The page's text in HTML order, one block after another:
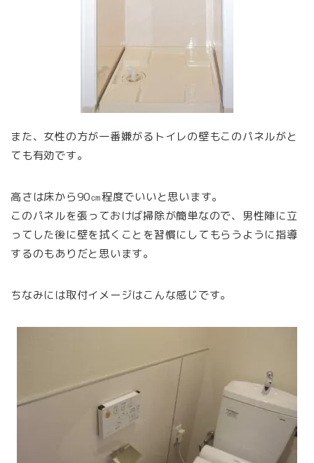
また、女性の方が一番嫌がるトイレの壁もこのパネルがと
ても有効です。
高さは床から90㎝程度でいいと思います。
このパネルを張っておけば掃除が簡単なので、男性陣に立
ってした後に壁を拭くことを習慣にしてもらうように指導
するのもありだと思います。
ちなみには取付イメージはこんな感じです。